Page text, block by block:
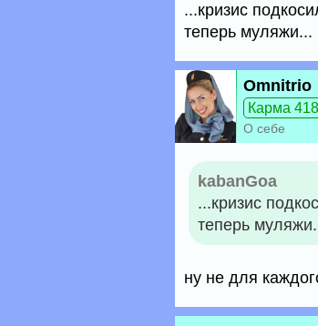
...кризис
теперь муляжи...
Omnitrio
Карма 418
О себе
kabanGoa
...кризис
теперь
ну не для